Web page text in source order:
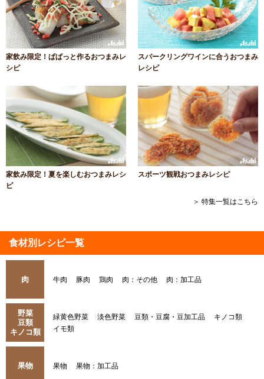
家飲み限定！ぱぱっと作るおつまみレ
シピ
スパークリングワインに合うおつまみ
レシピ
家飲み限定！夏を楽しむおつまみレシ
ピ
スポーツ観戦おつまみレシピ
＞ 特集一覧はこちら
食材別レシピ一覧
肉 牛肉 豚肉 鶏肉 肉：その他 肉：加工品
野菜
豆類
キノコ類
緑黄色野菜 淡色野菜 豆類・豆腐・豆加工品
キノコ類
イモ類
果物 果物 果物：加工品